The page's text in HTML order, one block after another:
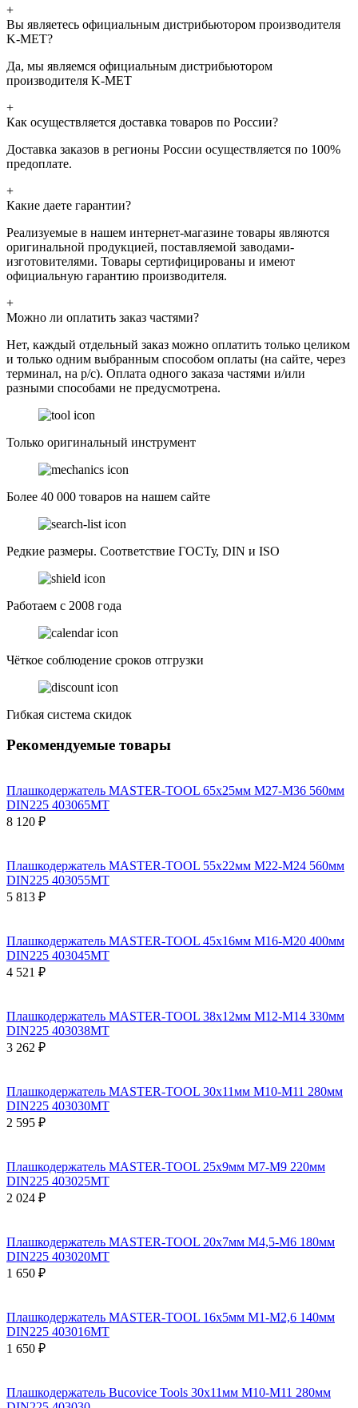
+
Вы являетесь официальным дистрибьютором производителя
K-MET?
Да, мы являемся официальным дистрибьютором
производителя K-MET
+
Как осуществляется доставка товаров по России?
Доставка заказов в регионы России осуществляется по 100%
предоплате.
+
Какие даете гарантии?
Реализуемые в нашем интернет-магазине товары являются
оригинальной продукцией, поставляемой заводами-
изготовителями. Товары сертифицированы и имеют
официальную гарантию производителя.
+
Можно ли оплатить заказ частями?
Нет, каждый отдельный заказ можно оплатить только целиком
и только одним выбранным способом оплаты (на сайте, через
терминал, на р/с). Оплата одного заказа частями и/или
разными способами не предусмотрена.
Только оригинальный инструмент
Более 40 000 товаров на нашем сайте
Редкие размеры. Соответствие ГОСТу, DIN и ISO
Работаем с 2008 года
Чёткое соблюдение сроков отгрузки
Гибкая система скидок
Рекомендуемые товары
Плашкодержатель MASTER-TOOL 65х25мм М27-М36 560мм
DIN225 403065MT
8 120 ₽
Плашкодержатель MASTER-TOOL 55х22мм М22-М24 560мм
DIN225 403055MT
5 813 ₽
Плашкодержатель MASTER-TOOL 45х16мм М16-М20 400мм
DIN225 403045MT
4 521 ₽
Плашкодержатель MASTER-TOOL 38х12мм М12-М14 330мм
DIN225 403038MT
3 262 ₽
Плашкодержатель MASTER-TOOL 30х11мм М10-М11 280мм
DIN225 403030MT
2 595 ₽
Плашкодержатель MASTER-TOOL 25х9мм М7-М9 220мм
DIN225 403025MT
2 024 ₽
Плашкодержатель MASTER-TOOL 20х7мм М4,5-М6 180мм
DIN225 403020MT
1 650 ₽
Плашкодержатель MASTER-TOOL 16х5мм М1-М2,6 140мм
DIN225 403016MT
1 650 ₽
Плашкодержатель Bucovice Tools 30х11мм М10-М11 280мм